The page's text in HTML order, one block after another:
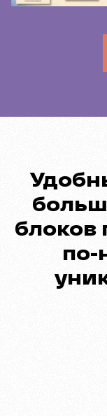
блоков
по-